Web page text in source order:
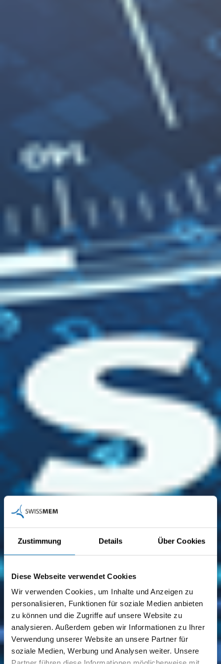
Zustimmung Details Über Cookies
Diese Webseite verwendet Cookies
Wir verwenden Cookies, um Inhalte und Anzeigen zu
personalisieren, Funktionen für soziale Medien anbieten
zu können und die Zugriffe auf unsere Website zu
analysieren. Außerdem geben wir Informationen zu Ihrer
Verwendung unserer Website an unsere Partner für
soziale Medien, Werbung und Analysen weiter. Unsere
SÉMINAIRE